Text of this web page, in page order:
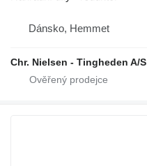
Dánsko, Hemmet
Chr. Nielsen - Tingheden A/S